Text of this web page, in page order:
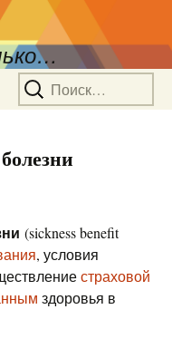
Найти:
(sickness benefit
, условия
страховой
здоровья в